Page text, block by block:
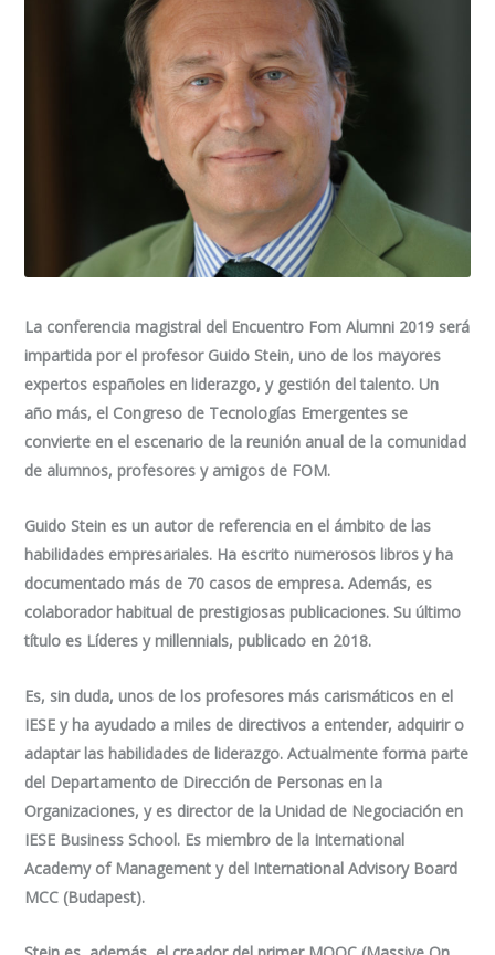
La conferencia magistral del Encuentro Fom Alumni 2019 será
impartida por el profesor Guido Stein, uno de los mayores
expertos españoles en liderazgo, y gestión del talento. Un
año más, el Congreso de Tecnologías Emergentes se
convierte en el escenario de la reunión anual de la comunidad
de alumnos, profesores y amigos de FOM.
Guido Stein es un autor de referencia en el ámbito de las
habilidades empresariales. Ha escrito numerosos libros y ha
documentado más de 70 casos de empresa. Además, es
colaborador habitual de prestigiosas publicaciones. Su último
título es Líderes y millennials, publicado en 2018.
Es, sin duda, unos de los profesores más carismáticos en el
IESE y ha ayudado a miles de directivos a entender, adquirir o
adaptar las habilidades de liderazgo. Actualmente forma parte
del Departamento de Dirección de Personas en la
Organizaciones, y es director de la Unidad de Negociación en
IESE Business School. Es miembro de la International
Academy of Management y del International Advisory Board
MCC (Budapest).